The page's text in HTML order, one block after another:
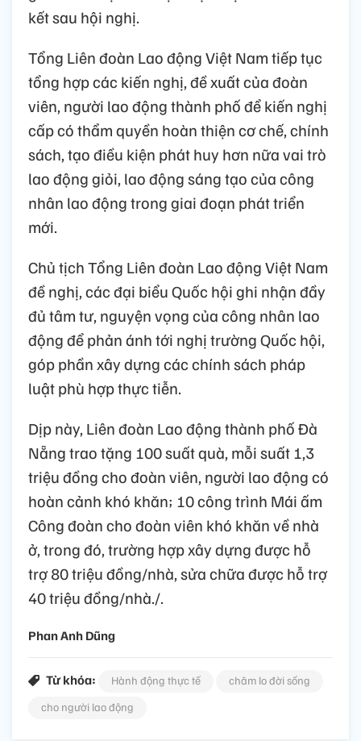
kết sau hội nghị.
Tổng Liên đoàn Lao động Việt Nam tiếp tục
tổng hợp các kiến nghị, đề xuất của đoàn
viên, người lao động thành phố để kiến nghị
cấp có thẩm quyền hoàn thiện cơ chế, chính
sách, tạo điều kiện phát huy hơn nữa vai trò
lao động giỏi, lao động sáng tạo của công
nhân lao động trong giai đoạn phát triển
mới.
Chủ tịch Tổng Liên đoàn Lao động Việt Nam
đề nghị, các đại biểu Quốc hội ghi nhận đầy
đủ tâm tư, nguyện vọng của công nhân lao
động để phản ánh tới nghị trường Quốc hội,
góp phần xây dựng các chính sách pháp
luật phù hợp thực tiễn.
Dịp này, Liên đoàn Lao động thành phố Đà
Nẵng trao tặng 100 suất quà, mỗi suất 1,3
triệu đồng cho đoàn viên, người lao động có
hoàn cảnh khó khăn; 10 công trình Mái ấm
Công đoàn cho đoàn viên khó khăn về nhà
ở, trong đó, trường hợp xây dựng được hỗ
trợ 80 triệu đồng/nhà, sửa chữa được hỗ trợ
40 triệu đồng/nhà./.
Phan Anh Dũng
Từ khóa: Hành động thực tế
chăm lo đời sống
cho người lao động